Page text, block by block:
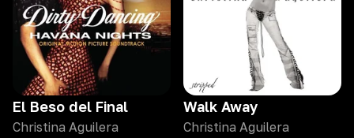
El Beso del Final
Christina Aguilera
Walk Away
Christina Aguilera